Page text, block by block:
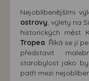
Nejoblíbenějšími
ostrovy, výlety na
historických měst
Tropea. Říká se jí
představit
starobylost jako
patří mezi